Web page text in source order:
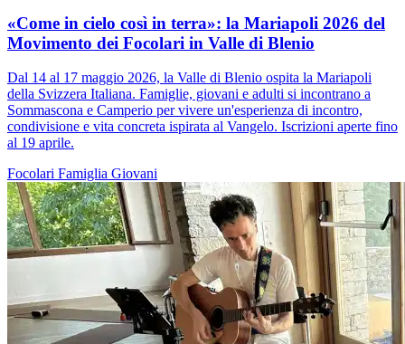
«Come in cielo così in terra»: la Mariapoli 2026 del
Movimento dei Focolari in Valle di Blenio
Dal 14 al 17 maggio 2026, la Valle di Blenio ospita la Mariapoli
della Svizzera Italiana. Famiglie, giovani e adulti si incontrano a
Sommascona e Camperio per vivere un'esperienza di incontro,
condivisione e vita concreta ispirata al Vangelo. Iscrizioni aperte fino
al 19 aprile.
Focolari Famiglia Giovani